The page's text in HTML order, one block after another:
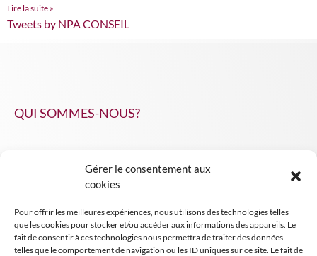
Gérer le consentement aux
cookies
Pour offrir les meilleures expériences, nous utilisons des technologies telles
que les cookies pour stocker et/ou accéder aux informations des appareils. Le
fait de consentir à ces technologies nous permettra de traiter des données
telles que le comportement de navigation ou les ID uniques sur ce site. Le fait de
Lire la suite »
Tweets by NPA CONSEIL
QUI SOMMES-NOUS?
INSIGHT NPA